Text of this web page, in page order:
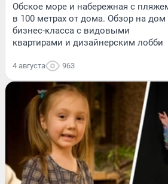
Обское море и набережная с
в 100 метрах от дома. Обзор на дом
бизнес-класса с видовыми
квартирами и дизайнерским лобби
4 августа 963